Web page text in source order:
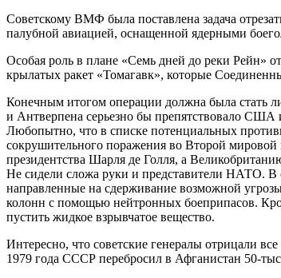
Советскому ВМФ была поставлена задача
палубной авиацией, оснащенной ядерными
Особая роль в плане «Семь дней до реки Рейн»
крылатых ракет «Томагавк», которые
Конечным итогом операции должна была стать
и Антверпена серьезно бы препятствовало
Любопытно, что в списке потенциальных
сокрушительного поражения во Второй мировой
президентства Шарля де Голля, а
Не сидели сложа руки и представители НАТО. В
направленные на сдерживание возможной
колонн с помощью нейтронных боеприпасов.
пустить жидкое взрывчатое вещество.
Интересно, что советские генералы отрицали
1979 года СССР перебросил в Афганистан 50-